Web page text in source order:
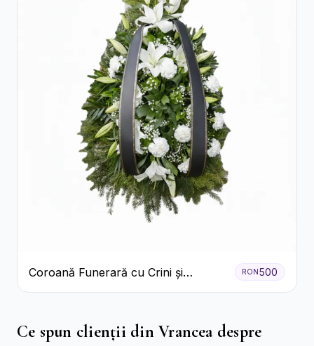
Coroană Funerară cu Crini și
Garoafe Albe
RON500
Ce spun clienții din Vrancea despre